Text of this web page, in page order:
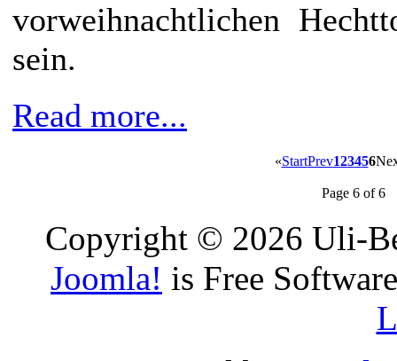
vorweihnachtlichen
sein.
Read more...
«StartPrev123456
Page 6 of 6
Copyright © 2026 Uli-
Joomla! is Free